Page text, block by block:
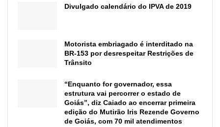
Divulgado calendário do IPVA de 2019
Motorista embriagado é interditado na
BR-153 por desrespeitar Restrições de
Trânsito
“Enquanto for governador, essa
estrutura vai percorrer o estado de
Goiás”, diz Caiado ao encerrar primeira
edição do Mutirão Iris Rezende Governo
de Goiás, com 70 mil atendimentos